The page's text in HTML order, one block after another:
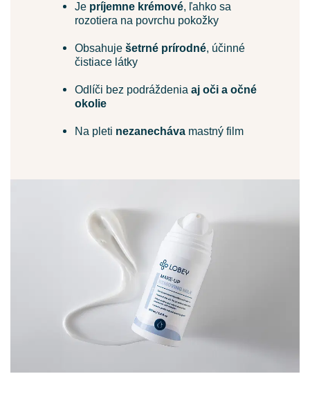
Je príjemne krémové, ľahko sa
rozotiera na povrchu pokožky
Obsahuje šetrné prírodné, účinné
čistiace látky
Odlíči bez podráždenia aj oči a očné
okolie
Na pleti nezanecháva mastný film